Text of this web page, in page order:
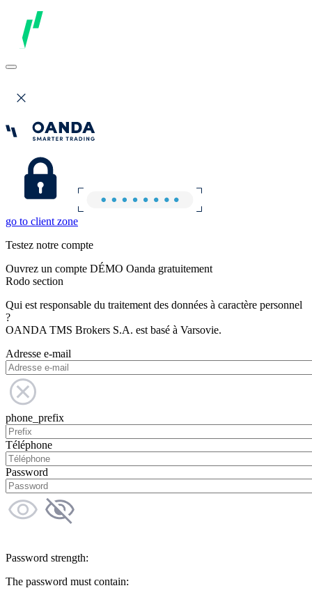
go to client zone
Testez notre compte
Ouvrez un compte DÉMO Oanda gratuitement
Rodo section
Qui est responsable du traitement des données à caractère personnel
?
OANDA TMS Brokers S.A. est basé à Varsovie.
Adresse e-mail
phone_prefix
Téléphone
Password
Password strength:
The password must contain: